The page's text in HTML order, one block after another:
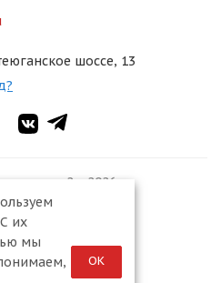
шоссе, 13
2», 2026
их
мы
ОК